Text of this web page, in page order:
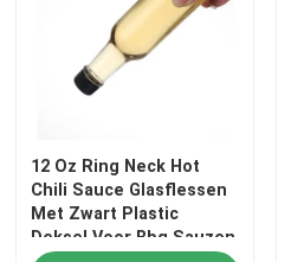
12 Oz Ring Neck Hot
Chili Sauce Glasflessen
Met Zwart Plastic
Deksel Voor Bbq Sauzen